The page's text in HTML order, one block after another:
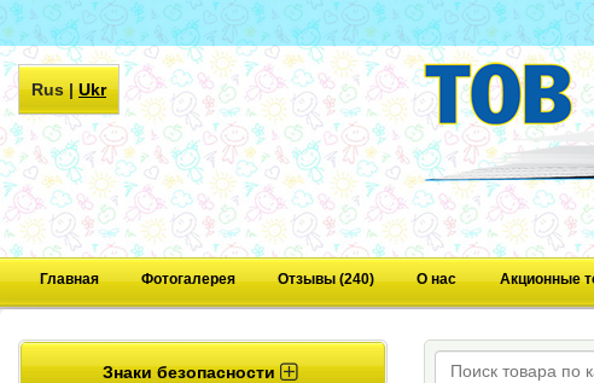
Rus|Ukr
Главная Фотогалерея Отзывы (240) О нас Акционные
Знаки безопасности